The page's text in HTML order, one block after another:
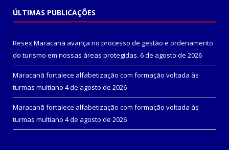
ÚLTIMAS PUBLICAÇÕES
Resex Maracanã avança no processo de gestão e ordenamento
do turismo em nossas áreas protegidas. 6 de agosto de 2026
Maracanã fortalece alfabetização com formação voltada às
turmas multiano 4 de agosto de 2026
Maracanã fortalece alfabetização com formação voltada às
turmas multiano 4 de agosto de 2026